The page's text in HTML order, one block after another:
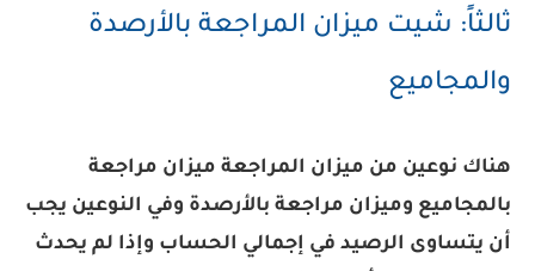
ثالثاً: شيت ميزان المراجعة بالأرصدة
والمجاميع
هناك نوعين من ميزان المراجعة ميزان مراجعة
بالمجاميع وميزان مراجعة بالأرصدة وفي النوعين يجب
أن يتساوى الرصيد في إجمالي الحساب وإذا لم يحدث